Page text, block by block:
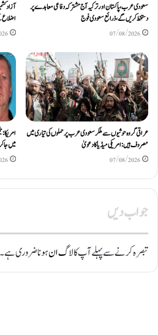
سعودی عرب، پاکستان اور ترکیہ آج مشترکہ دفاعی معاہدے پر
دستخط کریں گے، ذرائع سعودی فوج
07/08/2026
اضلاع
عراقی گروہ حوثیوں سے ملکر سعودی عرب پر حملوں کی تیاری میں
مصروف ہیں: امریکی میڈیا کا دعویٰ
07/08/2026
میں جا
جواب دیں
تبصرہ کرنے سے پہلے آپ کالاگ انہونا ضروری ہے۔